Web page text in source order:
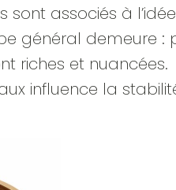
sont associés à
général demeure
riches et nuancées.
influence la